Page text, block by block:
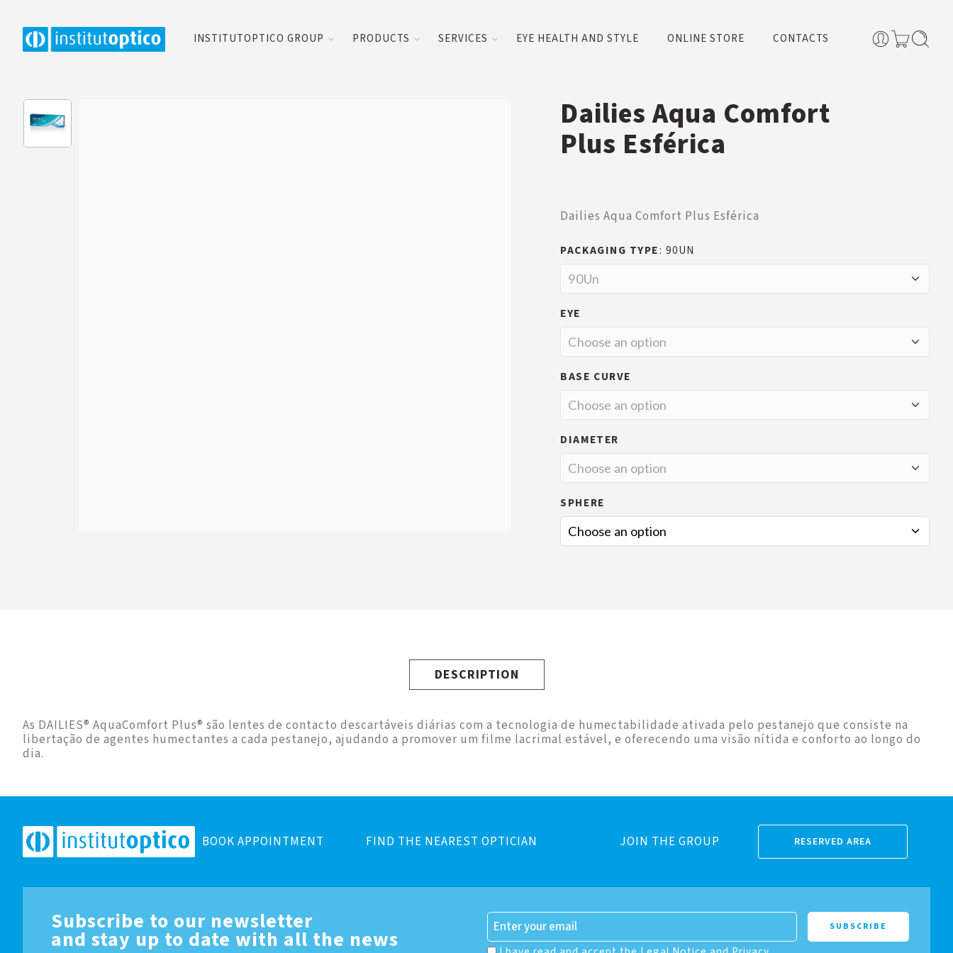
INSTITUTOPTICO GROUP PRODUCTS SERVICES EYE HEALTH AND STYLE ONLINE STORE CONTACTS
Dailies Aqua Comfort
Plus Esférica
Dailies Aqua Comfort Plus Esférica
PACKAGING TYPE 90UN
EYE
BASE CURVE
DIAMETER
SPHERE
DESCRIPTION
As DAILIES® AquaComfort Plus® são lentes de contacto descartáveis diárias com a tecnologia de humectabilidade ativada pelo pestanejo que consiste na
libertação de agentes humectantes a cada pestanejo, ajudando a promover um filme lacrimal estável, e oferecendo uma visão nítida e conforto ao longo do
dia.
BOOK APPOINTMENT FIND THE NEAREST OPTICIAN JOIN THE GROUP RESERVED AREA
Subscribe to our newsletter
and stay up to date with all the news